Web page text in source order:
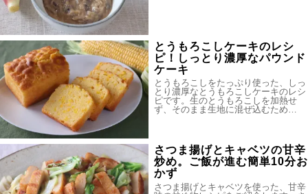
とうもろこしケーキのレシ
ピ！しっとり濃厚なパウンド
ケーキ
とうもろこしをたっぷり使った、しっ
とり濃厚なとうもろこしケーキのレシ
ピです。生のとうもろこしを加熱せ
ず、そのまま生地に混ぜ込むため…
さつま揚げとキャベツの甘辛
炒め。ご飯が進む簡単10分お
かず
さつま揚げとキャベツを使った、甘辛